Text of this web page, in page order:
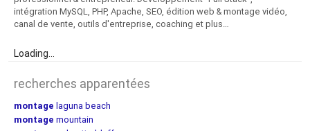
intégration MySQL, PHP, Apache, SEO, édition web & montage vidéo,
canal de vente, outils d'entreprise, coaching et plus…
Loading...
recherches apparentées
montage laguna beach
montage mountain